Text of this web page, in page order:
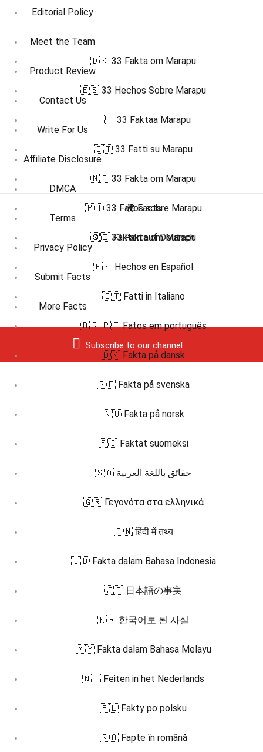
Editorial Policy
Meet the Team
Product Review
Contact Us
Write For Us
Affiliate Disclosure
DMCA
Terms
Privacy Policy
Submit Facts
More Facts
Subscribe to our channel
🇩🇰 33 Fakta om Marapu
🇪🇸 33 Hechos Sobre Marapu
🇫🇮 33 Faktaa Marapu
🇮🇹 33 Fatti su Marapu
🇳🇴 33 Fakta om Marapu
🇵🇹 33 Fatos sobre Marapu
🇸🇪 33 Fakta om Marapu
🌍 Facts
🇩🇪 Fakten auf Deutsch
🇪🇸 Hechos en Español
🇮🇹 Fatti in Italiano
🇧🇷 🇵🇹 Fatos em português
🇩🇰 Fakta på dansk
🇸🇪 Fakta på svenska
🇳🇴 Fakta på norsk
🇫🇮 Faktat suomeksi
🇸🇦 حقائق باللغة العربية
🇬🇷 Γεγονότα στα ελληνικά
🇮🇳 हिंदी में तथ्य
🇮🇩 Fakta dalam Bahasa Indonesia
🇯🇵 日本語の事実
🇰🇷 한국어로 된 사실
🇲🇾 Fakta dalam Bahasa Melayu
🇳🇱 Feiten in het Nederlands
🇵🇱 Fakty po polsku
🇷🇴 Fapte în română